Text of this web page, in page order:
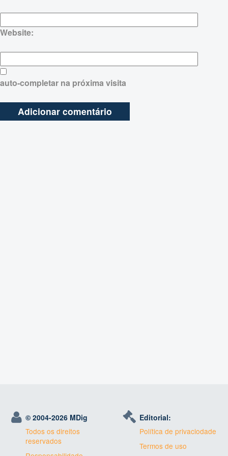
Website:
auto-completar na próxima visita
© 2004-2026 MDig
Todos os direitos
reservados
Editorial:
Política de privaciodade
Termos de uso